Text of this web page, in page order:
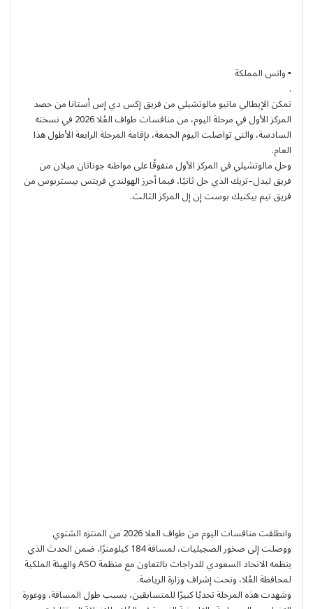
▪︎ واتس المملكة
.
تمكن الإيطالي ماتيو مالوتشيلي من فريق إكس دي إس أستانا من حصد
المركز الأول في مرحلة اليوم، من منافسات طواف العُلا 2026 في نسخته
السادسة، والتي تواصلت اليوم الجمعة، بإقامة المرحلة الرابعة الأطول هذا
العام.
وحل مالوتشيلي في المركز الأول متفوقًا على مواطنه جوناثان ميلان من
فريق ليدل–تريك الذي حل ثانيًا، فيما أحرز الهولندي فريتس بيستربوس من
فريق تيم بيكنيك بوست إن إل المركز الثالث.
وانطلقت منافسات اليوم من طواف العلا 2026 من المنتزه الشتوي
ووصلت إلى صخور الصجيليات، لمسافة 184 كيلومترًا، ضمن الحدث الذي
ينظمه الاتحاد السعودي للدراجات بالتعاون مع منظمة ASO والهيئة الملكية
لمحافظة العُلا، وتحت إشراف وزارة الرياضة.
وشهدت هذه المرحلة تحديًا كبيرًا للمتسابقين، بسبب طول المسافة، ووعورة